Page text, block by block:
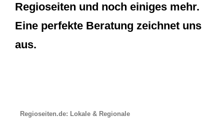
Regioseiten und noch einiges mehr.
Eine perfekte Beratung zeichnet uns
aus.
Regioseiten.de: Lokale & Regionale